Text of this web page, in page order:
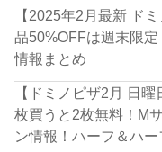
【2025年2月最新 ド
品50%OFFは週末限
情報まとめ
【ドミノピザ2月 日
枚買うと2枚無料！M
ン情報！ハーフ＆ハー